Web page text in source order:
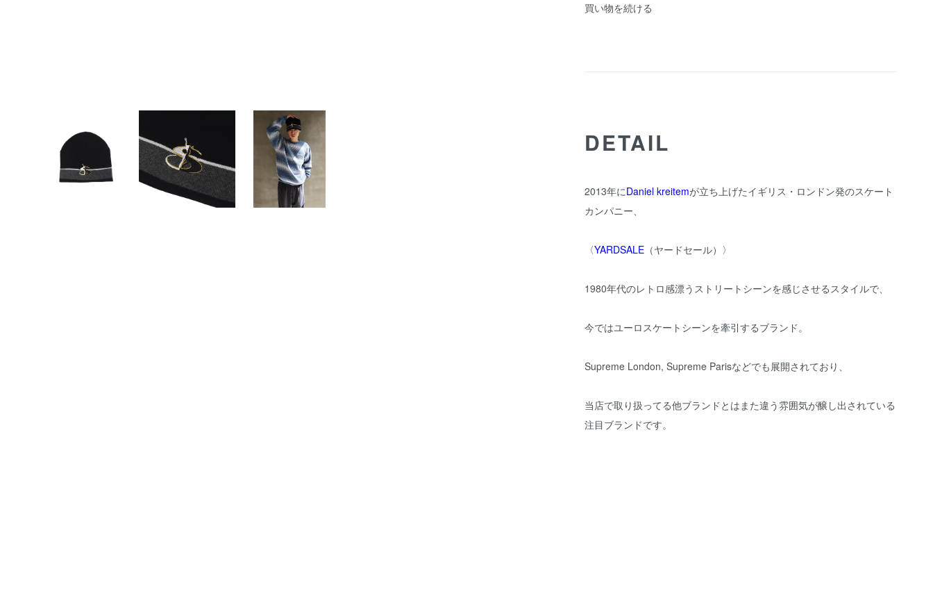
買い物を続ける
DETAIL
2013年にDaniel kreitemが立ち上げたイギリス・ロンドン発のスケート
カンパニー、
〈YARDSALE （ヤードセール）〉
1980年代のレトロ感漂うストリートシーンを感じさせるスタイルで、
今ではユーロスケートシーンを牽引するブランド。
Supreme London, Supreme Parisなどでも展開されており、
当店で取り扱ってる他ブランドとはまた違う雰囲気が醸し出されている
注目ブランドです。